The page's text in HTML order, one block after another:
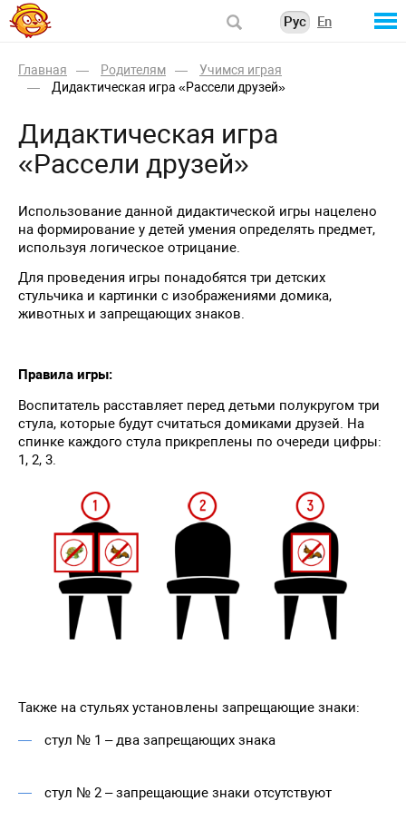
Рус En
Главная Родителям
Учимся играя
Дидактическая игра «Рассели друзей»
Дидактическая игра
«Рассели друзей»
Использование данной дидактической игры нацелено
на формирование у детей умения определять предмет,
используя логическое отрицание.
Для проведения игры понадобятся три детских
стульчика и картинки с изображениями домика,
животных и запрещающих знаков.
Правила игры:
Воспитатель расставляет перед детьми полукругом три
стула, которые будут считаться домиками друзей. На
спинке каждого стула прикреплены по очереди цифры:
1, 2, 3.
Также на стульях установлены запрещающие знаки:
стул № 1 – два запрещающих знака
стул № 2 – запрещающие знаки отсутствуют